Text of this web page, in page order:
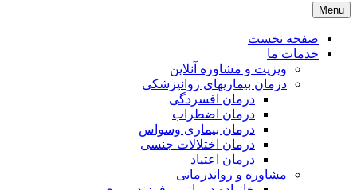
Menu
صفحه نخست
خدمات ما
ویزیت و مشاوره آنلاین
درمان بیماریهای روانپزشکی
درمان افسردگی
درمان اضطراب
درمان بیماری وسواس
درمان اختلالات جنسی
درمان اعتیاد
مشاوره و رواندرمانی